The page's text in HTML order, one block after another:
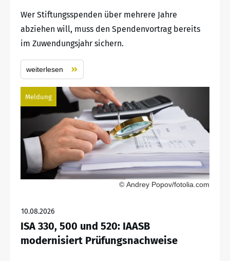
Wer Stiftungsspenden über mehrere Jahre
abziehen will, muss den Spendenvortrag bereits
im Zuwendungsjahr sichern.
weiterlesen
Meldung
© Andrey Popov/fotolia.com
10.08.2026
ISA 330, 500 und 520: IAASB
modernisiert Prüfungsnachweise